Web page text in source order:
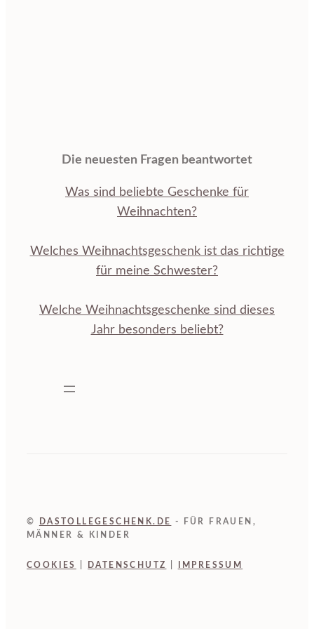
Die neuesten Fragen beantwortet
Was sind beliebte Geschenke für
Weihnachten?
Welches Weihnachtsgeschenk ist das richtige
für meine Schwester?
Welche Weihnachtsgeschenke sind dieses
Jahr besonders beliebt?
© DASTOLLEGESCHENK.DE
- FÜR FRAUEN,
MÄNNER & KINDER
COOKIES DATENSCHUTZ IMPRESSUM